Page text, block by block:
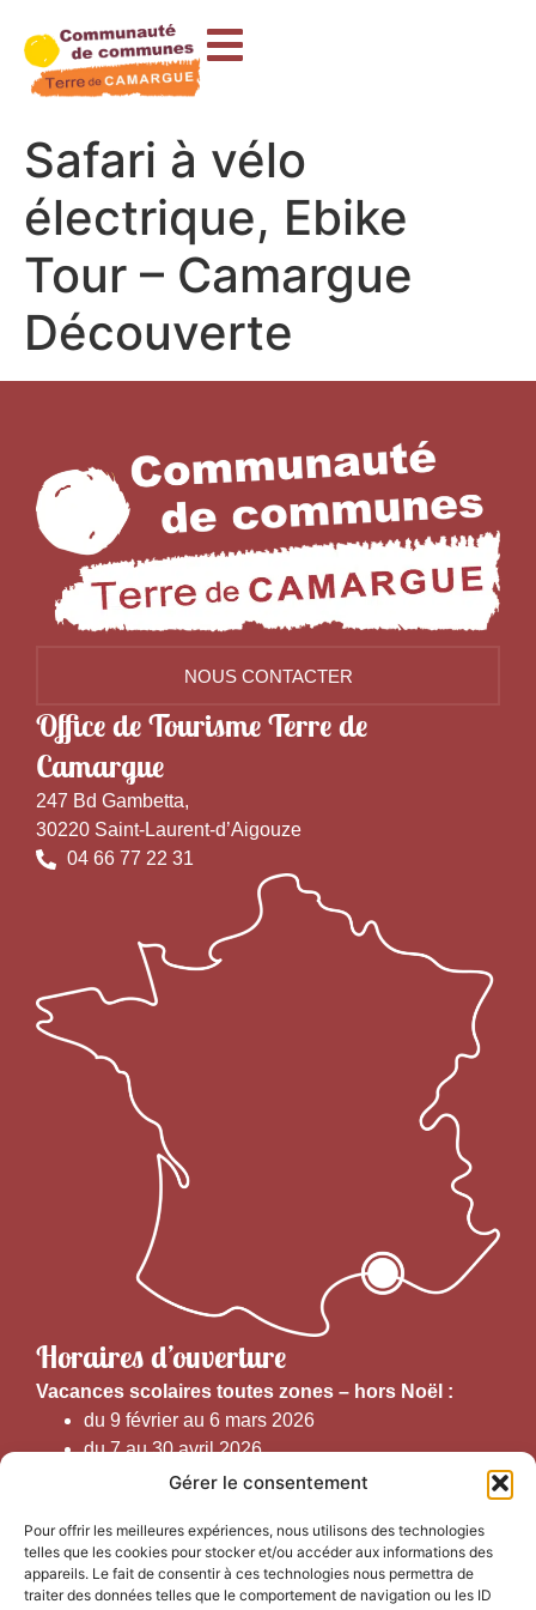
Gérer le consentement
Pour offrir les meilleures expériences, nous utilisons des technologies
telles que les cookies pour stocker et/ou accéder aux informations des
appareils. Le fait de consentir à ces technologies nous permettra de
traiter des données telles que le comportement de navigation ou les ID
principal
Safari à vélo
électrique, Ebike
Tour – Camargue
Découverte
NOUS CONTACTER
Office de Tourisme Terre de
Camargue
247 Bd Gambetta,
30220 Saint-Laurent-d’Aigouze
04 66 77 22 31
Horaires d’ouverture
Vacances scolaires toutes zones – hors Noël :
du 9 février au 6 mars 2026
du 7 au 30 avril 2026
du 1er juin au 30 septembre 2026
Horaires d’ouverture au public :